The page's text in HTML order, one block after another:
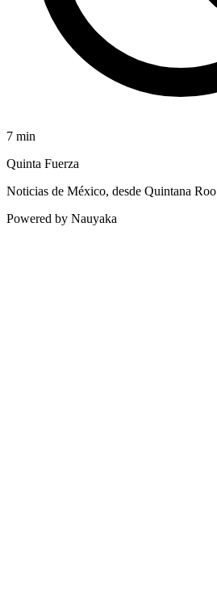
7 min
Quinta Fuerza
Noticias de México, desde Quintana Roo
Powered by Nauyaka